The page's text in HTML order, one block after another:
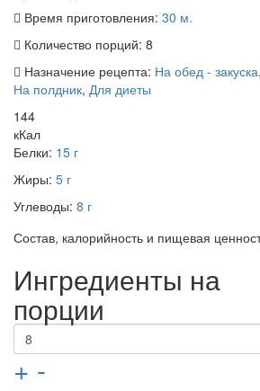
Время приготовления: 30 м.
Количество порций: 8
Назначение рецепта: На обед - закуска,
На полдник, Для диеты
144
кКал
Белки: 15 г
Жиры: 5 г
Углеводы: 8 г
Состав, калорийность и пищевая
Ингредиенты на
порции
+ -